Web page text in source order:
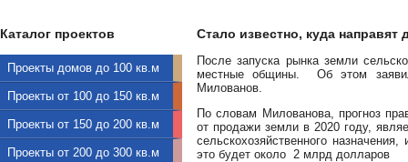
Каталог проектов
Проекты домов до 100 кв.м
Проекты от 100 до 150 кв.м
Проекты от 150 до 200 кв.м
Проекты от 200 до 300 кв.м
Стало известно, куда направят
После запуска рынка земли
местные общины. Об этом
Милованов.
По словам Милованова, прогноз
от продажи земли в 2020 году,
сельскохозяйственного
это будет около 2 млрд долларов